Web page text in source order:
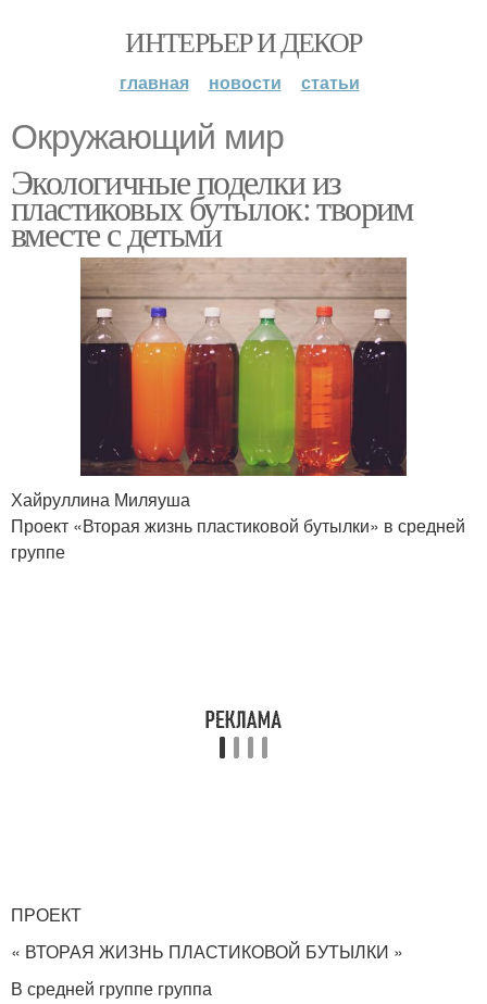
ИНТЕРЬЕР И ДЕКОР
главная новости статьи
Окружающий мир
Экологичные поделки из
пластиковых бутылок: творим
вместе с детьми
Хайруллина Миляуша
Проект «Вторая жизнь пластиковой бутылки» в средней
группе
ПРОЕКТ
« ВТОРАЯ ЖИЗНЬ ПЛАСТИКОВОЙ БУТЫЛКИ »
В средней группе группа